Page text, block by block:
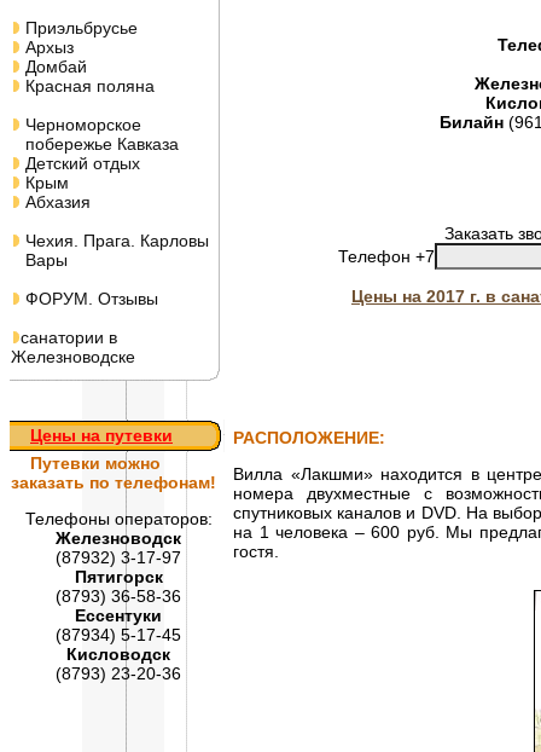
Приэльбрусье
Архыз
Домбай
Красная поляна
Черноморское
побережье Кавказа
Детский отдых
Крым
Абхазия
Чехия. Прага. Карловы
Вары
ФОРУМ. Отзывы
санатории в
Железноводске
Цены на путевки
Путевки можно
заказать по телефонам!
Телефоны операторов:
Железноводск
(87932) 3-17-97
Пятигорск
(8793) 36-58-36
Ессентуки
(87934) 5-17-45
Кисловодск
(8793) 23-20-36
Билайн
Заказать
Телефон +7
Цены на 2017 г. в
РАСПОЛОЖЕНИЕ:
Вилла «Лакшми» находится в
номера двухместные с
спутниковых каналов и DVD. На
на 1 человека – 600 руб. Мы
гостя.